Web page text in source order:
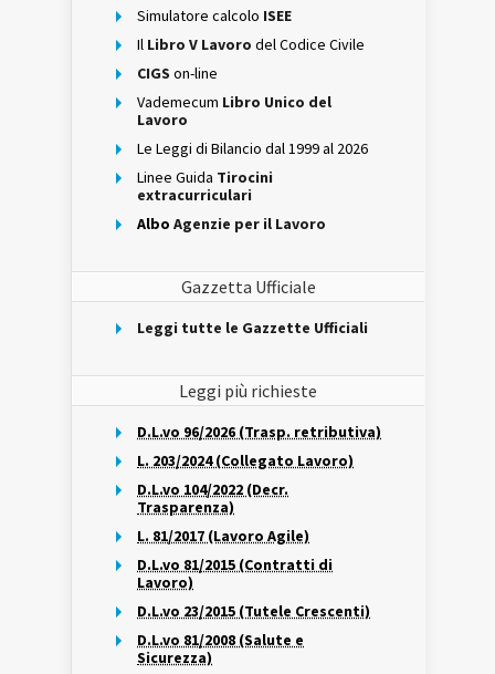
Simulatore calcolo ISEE
Il Libro V Lavoro del Codice Civile
CIGS on-line
Vademecum Libro Unico del
Lavoro
Le Leggi di Bilancio dal 1999 al 2026
Linee Guida Tirocini
extracurriculari
Albo Agenzie per il Lavoro
Gazzetta Ufficiale
Leggi tutte le Gazzette Ufficiali
Leggi più richieste
D.L.vo 96/2026 (Trasp. retributiva)
L. 203/2024 (Collegato Lavoro)
D.L.vo 104/2022 (Decr.
Trasparenza)
L. 81/2017 (Lavoro Agile)
D.L.vo 81/2015 (Contratti di
Lavoro)
D.L.vo 23/2015 (Tutele Crescenti)
D.L.vo 81/2008 (Salute e
Sicurezza)